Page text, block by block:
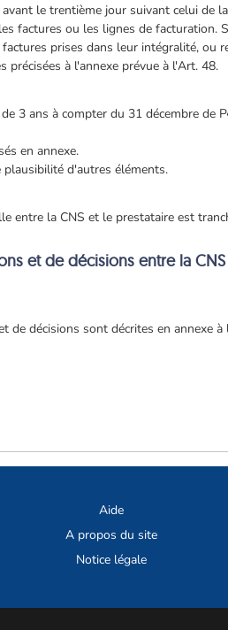
le trentième jour suivant celui de
factures ou les lignes de facturation.
prises dans leur intégralité, ou
à l'annexe prévue à l'Art. 48.
3 ans à compter du 31 décembre de
en annexe.
plausibilité d'autres éléments.
entre la CNS et le prestataire est
et de décisions entre la
de décisions sont décrites en annexe
Aide
A propos du site
Notice légale